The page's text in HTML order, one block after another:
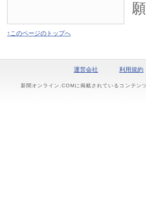
↑このページのトップへ
運営会社 利用規約
新聞オンライン.COMに掲載されているコンテン